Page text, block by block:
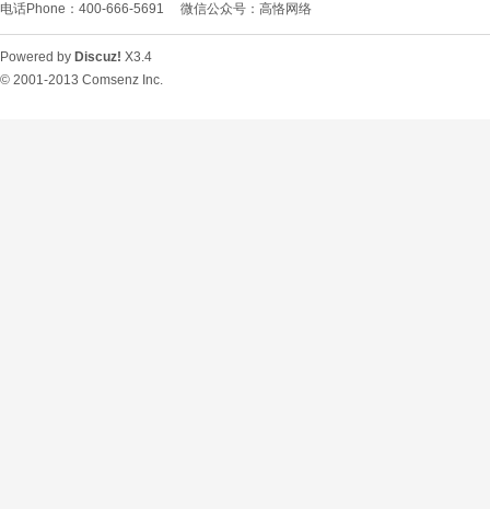
电话Phone：400-666-5691 微信公众号：高恪网络
Powered by Discuz! X3.4
© 2001-2013 Comsenz Inc.